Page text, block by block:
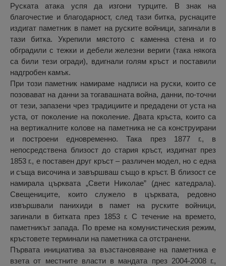
Руската атака успя да изгони турците. В знак на
благочестие и благодарност, след тази битка, руснаците
издигат паметник в памет на руските войници, загинали в
тази битка. Укрепили мястото с каменна стена и го
обградили с тежки и дебели железни вериги (така някога
са били тези огради), вдигнали голям кръст и поставили
надгробен камък.
При този паметник намираме надписи на руски, които се
позовават на данни за тогавашната война, данни, по-точни
от тези, запазени чрез традициите и предадени от уста на
уста, от поколение на поколение. Двата кръста, които са
на вертикалните колове на паметника не са конструирани
и построени едновременно. Така през 1877 г., в
непосредствена близост до стария кръст, издигнат през
1853 г., е поставен друг кръст – различен модел, но с една
и съща височина и завършваш също в кръст. В близост се
намирала църквата „Свети Николае” (днес катедрала).
Свещениците, които служело в църквата, редовно
извършвали панихиди в памет на руските войници,
загинали в битката през 1853 г. С течение на времето,
паметникът запада. По време на комунистическия режим,
кръстовете терминали на паметника са отстранени.
Първата инициатива за възстановяване на паметника е
взета от местните власти в мандата през 2004-2008 г.,